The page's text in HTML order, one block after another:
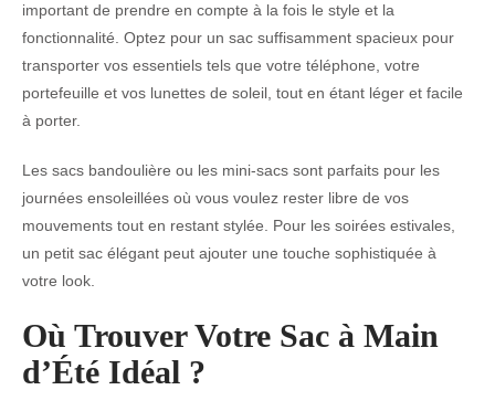
important de prendre en compte à la fois le style et la
fonctionnalité. Optez pour un sac suffisamment spacieux pour
transporter vos essentiels tels que votre téléphone, votre
portefeuille et vos lunettes de soleil, tout en étant léger et facile
à porter.
Les sacs bandoulière ou les mini-sacs sont parfaits pour les
journées ensoleillées où vous voulez rester libre de vos
mouvements tout en restant stylée. Pour les soirées estivales,
un petit sac élégant peut ajouter une touche sophistiquée à
votre look.
Où Trouver Votre Sac à Main
d’Été Idéal ?